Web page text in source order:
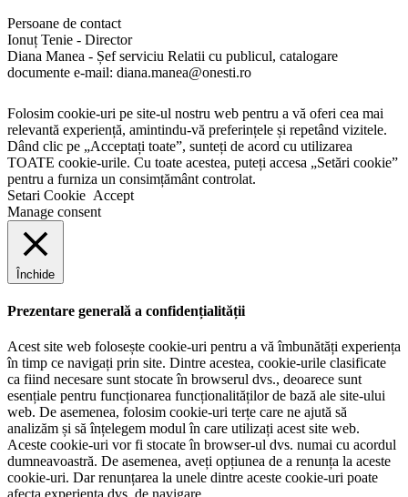
Persoane de contact
Ionuț Tenie - Director
Diana Manea - Șef serviciu Relatii cu publicul, catalogare
documente e-mail: diana.manea@onesti.ro
Folosim cookie-uri pe site-ul nostru web pentru a vă oferi cea mai
relevantă experiență, amintindu-vă preferințele și repetând vizitele.
Dând clic pe „Acceptați toate”, sunteți de acord cu utilizarea
TOATE cookie-urile. Cu toate acestea, puteți accesa „Setări cookie”
pentru a furniza un consimțământ controlat.
Setari Cookie Accept
Manage consent
Închide
Prezentare generală a confidențialității
Acest site web folosește cookie-uri pentru a vă îmbunătăți experiența
în timp ce navigați prin site. Dintre acestea, cookie-urile clasificate
ca fiind necesare sunt stocate în browserul dvs., deoarece sunt
esențiale pentru funcționarea funcționalităților de bază ale site-ului
web. De asemenea, folosim cookie-uri terțe care ne ajută să
analizăm și să înțelegem modul în care utilizați acest site web.
Aceste cookie-uri vor fi stocate în browser-ul dvs. numai cu acordul
dumneavoastră. De asemenea, aveți opțiunea de a renunța la aceste
cookie-uri. Dar renunțarea la unele dintre aceste cookie-uri poate